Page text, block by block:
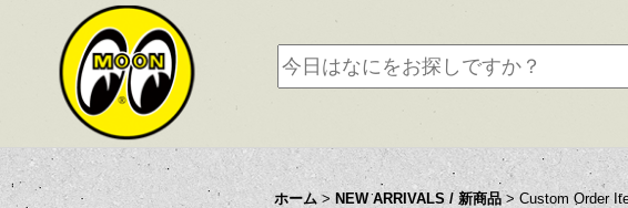
ホーム > NEW ARRIVALS / 新商品 > Custom Order